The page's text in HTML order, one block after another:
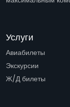
Услуги
Авиабилеты
Экскурсии
Ж/Д билеты